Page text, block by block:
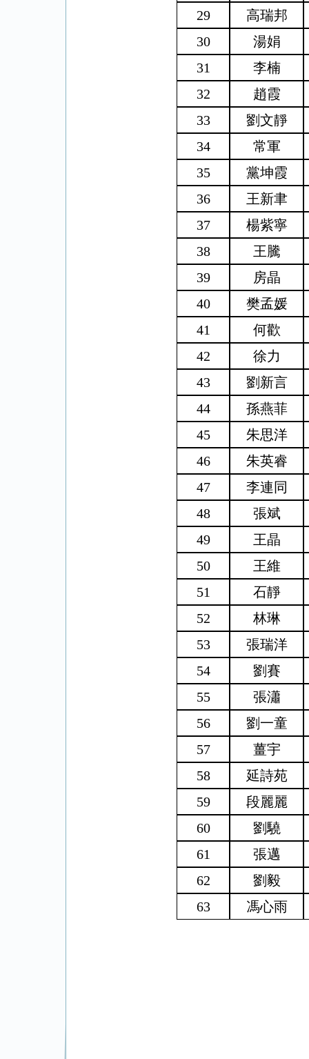
29
高瑞邦
30
湯娟
31
李楠
32
趙霞
33
劉文靜
34
常軍
35
黨坤霞
36
王新聿
37
楊紫寧
38
王騰
39
房晶
40
樊孟媛
41
何歡
42
徐力
43
劉新言
44
孫燕菲
45
朱思洋
46
朱英睿
47
李連同
48
張斌
49
王晶
50
王維
51
石靜
52
林琳
53
張瑞洋
54
劉賽
55
張瀟
56
劉一童
57
薑宇
58
延詩苑
59
段麗麗
60
劉驍
61
張邁
62
劉毅
63
馮心雨